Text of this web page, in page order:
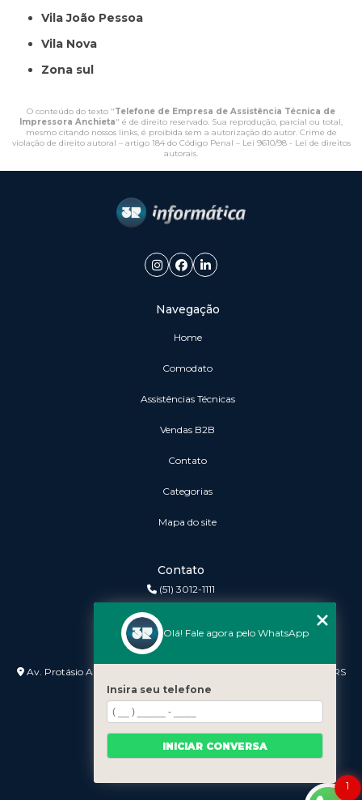
Vila João Pessoa
Vila Nova
Zona sul
O conteúdo do texto "Telefone de Empresa de Assistência Técnica de
Impressora Anchieta" é de direito reservado. Sua reprodução, parcial ou total,
mesmo citando nossos links, é proibida sem a autorização do autor. Crime de
violação de direito autoral – artigo 184 do Código Penal – Lei 9610/98 - Lei de direitos
autorais.
Navegação
Home
Comodato
Assistências Técnicas
vendas B2B
Contato
Categorias
Mapa do site
Contato
(51) 3012-1111
Endereço
Av. Protásio Alves nº 3240 Lojas 7 e 8 - Petrópolis - Porto Alegre - RS
- 90410-007
1
Olá! Fale agora pelo WhatsApp
Insira seu telefone
INICIAR CONVERSA